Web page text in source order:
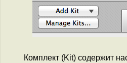
Комплект (Kit) содержит